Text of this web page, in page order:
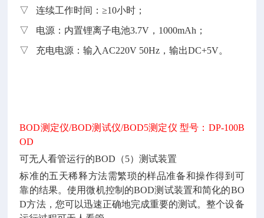
▽ 连续工作时间：≥10小时；
▽ 电源：内置锂离子电池3.7V，1000mAh；
▽ 充电电源：输入AC220V 50Hz，输出DC+5V。
BOD测定仪/BOD测试仪/BOD5测定仪 型号：DP-100B
OD
可无人看管运行的BOD（5）测试装置
标准的五天稀释方法需繁琐的样品准备和操作得到可
靠的结果。使用微机控制的BOD测试装置和简化的BO
D方法，您可以迅速正确地完成重要的测试。整个设备